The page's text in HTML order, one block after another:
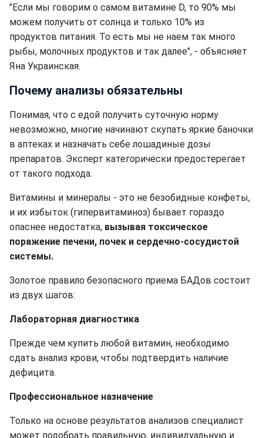
"Если мы говорим о самом витамине D, то 90% мы
можем получить от солнца и только 10% из
продуктов питания. То есть мы не наем так много
рыбы, молочных продуктов и так далее", - объясняет
Яна Украинская.
Почему анализы обязательны
Понимая, что с едой получить суточную норму
невозможно, многие начинают скупать яркие баночки
в аптеках и назначать себе лошадиные дозы
препаратов. Эксперт категорически предостерегает
от такого подхода.
Витамины и минералы - это не безобидные конфеты,
и их избыток (гипервитаминоз) бывает гораздо
опаснее недостатка, вызывая токсическое
поражение печени, почек и сердечно-сосудистой
системы.
Золотое правило безопасного приема БАДов состоит
из двух шагов:
Лабораторная диагностика
Прежде чем купить любой витамин, необходимо
сдать анализ крови, чтобы подтвердить наличие
дефицита.
Профессиональное назначение
Только на основе результатов анализов специалист
может подобрать правильную, индивидуальную и